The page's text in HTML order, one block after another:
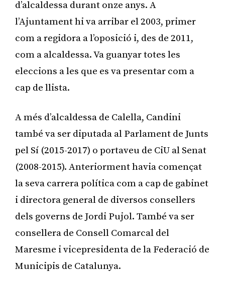
d’alcaldessa durant onze anys. A
l’Ajuntament hi va arribar el 2003, primer
com a regidora a l’oposició i, des de 2011,
com a alcaldessa. Va guanyar totes les
eleccions a les que es va presentar com a
cap de llista.
A més d’alcaldessa de Calella, Candini
també va ser diputada al Parlament de Junts
pel Sí (2015-2017) o portaveu de CiU al Senat
(2008-2015). Anteriorment havia començat
la seva carrera política com a cap de gabinet
i directora general de diversos consellers
dels governs de Jordi Pujol. També va ser
consellera de Consell Comarcal del
Maresme i vicepresidenta de la Federació de
Municipis de Catalunya.